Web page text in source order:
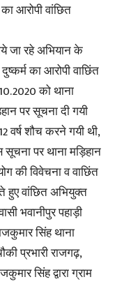
आरोपी वांछित
जा रहे अभियान के
का आरोपी वाछिंत
को थाना
पर सूचना दी गयी
शौच करने गयी थी,
सूचना पर थाना मड़िहान
की विवेचना व वाछिंत
हुए वांछित अभियुक्त
भवानीपुर पहाड़ी
सिंह थाना
प्रभारी राजगढ़,
सिंह द्वारा ग्राम